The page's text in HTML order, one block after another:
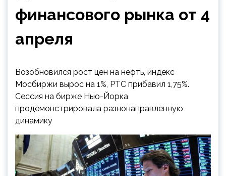
финансового рынка от 4
апреля
Возобновился рост цен на нефть, индекс
Мосбиржи вырос на 1%, РТС прибавил 1,75%.
Сессия на бирже Нью-Йорка
продемонстрировала разнонаправленную
динамику